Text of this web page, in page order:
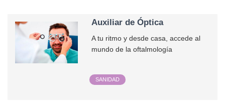
Auxiliar de Óptica
A tu ritmo y desde casa, accede al
mundo de la oftalmología
SANIDAD